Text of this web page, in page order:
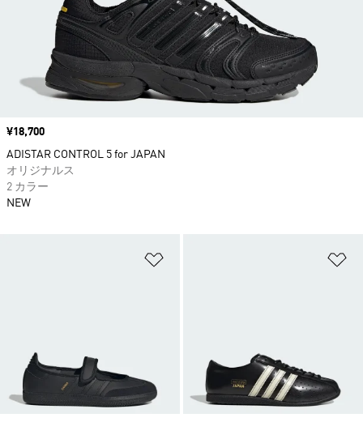
価格
¥18,700
ADISTAR CONTROL 5 for JAPAN
オリジナルス
2 カラー
NEW